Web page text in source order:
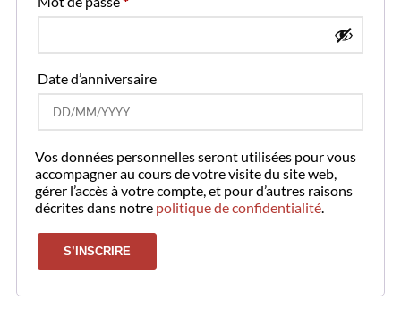
Date d’anniversaire
Vos données personnelles seront utilisées pour vous
accompagner au cours de votre visite du site web,
gérer l’accès à votre compte, et pour d’autres raisons
décrites dans notre politique de confidentialité.
S’INSCRIRE